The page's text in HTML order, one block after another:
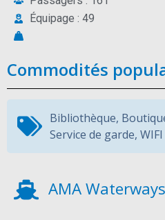
Équipage : 49
Commodités
Bibliothèque,
Service de garde, WIFI
AMA Waterways